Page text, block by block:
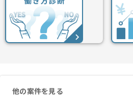
他の案件を見る